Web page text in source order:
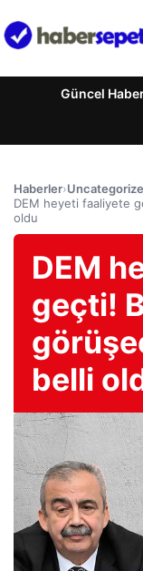
Güncel
Haberler›
DEM heyeti faaliyete
oldu
DEM
geçti!
belli